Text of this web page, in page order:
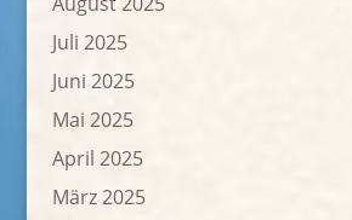
Juli 2025
Juni 2025
Mai 2025
April 2025
März 2025